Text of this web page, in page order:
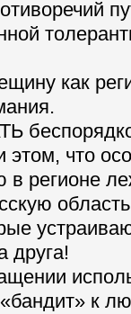
как
что
в регионе
друга!
к